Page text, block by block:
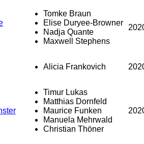
Tomke Braun
Elise Duryee-Browner
Nadja Quante
Maxwell Stephens
Alicia Frankovich
Timur Lukas
Matthias Dornfeld
Maurice Funken
Manuela Mehrwald
Christian Thöner